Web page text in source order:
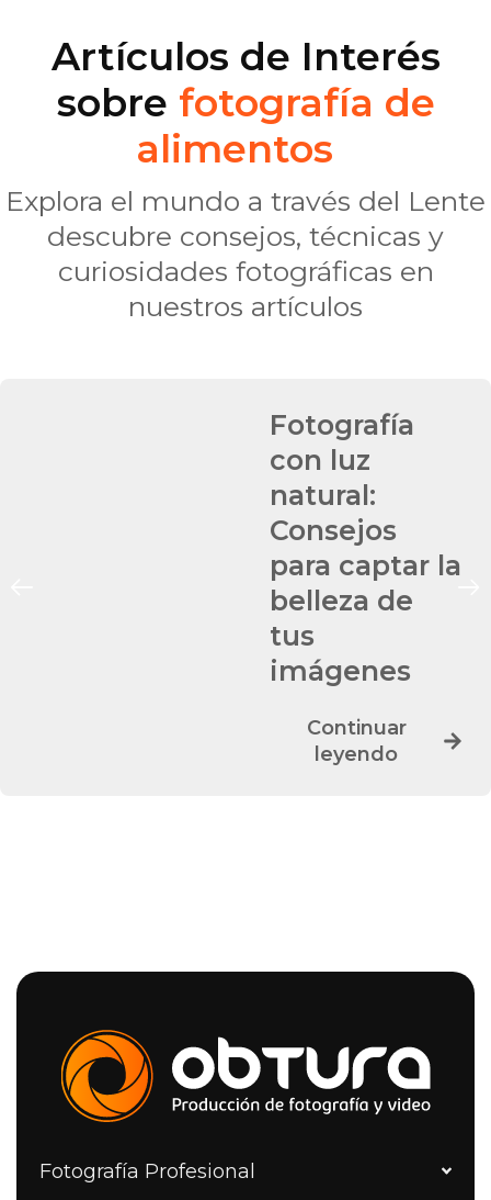
Artículos de Interés
sobre fotografía de
alimentos
Explora el mundo a través del Lente
descubre consejos, técnicas y
curiosidades fotográficas en
nuestros artículos
Fotografía
con luz
natural:
Consejos
para captar la
belleza de
tus
imágenes
Continuar
leyendo
Fotografía Profesional